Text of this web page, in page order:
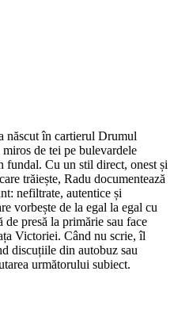
născut în cartierul Drumul
de tei pe bulevardele
fundal. Cu un stil direct, onest și
trăiește, Radu documentează
nefiltrate, autentice și
vorbește de la egal la egal cu
presă la primărie sau face
Victoriei. Când nu scrie, îl
discuțiile din autobuz sau
următorului subiect.